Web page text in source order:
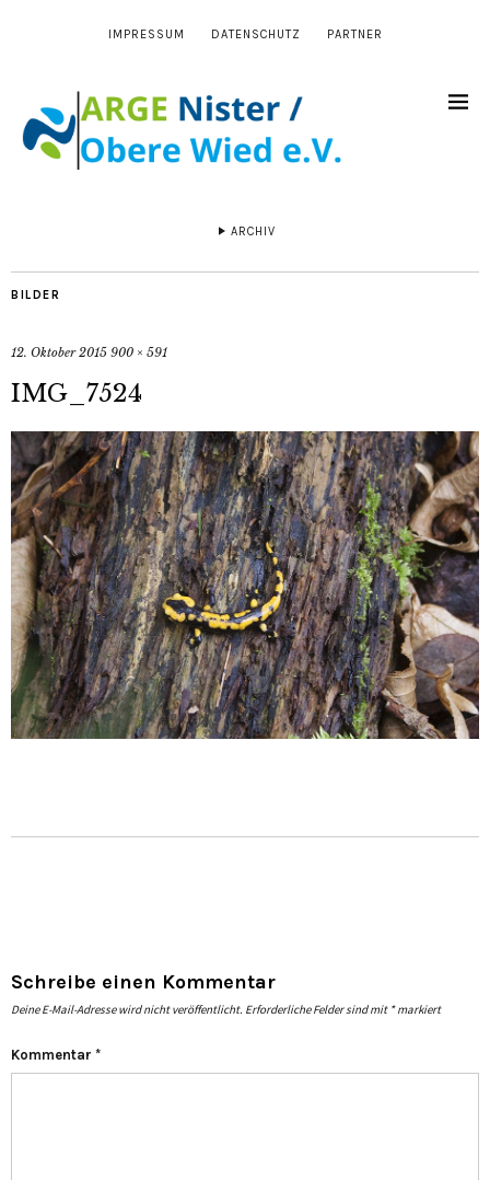
IMPRESSUM DATENSCHUTZ PARTNER
ARCHIV
BILDER
12. Oktober 2015 900 × 591
IMG_7524
Schreibe einen Kommentar
Deine E-Mail-Adresse wird nicht veröffentlicht. Erforderliche Felder sind mit *markiert
Kommentar *